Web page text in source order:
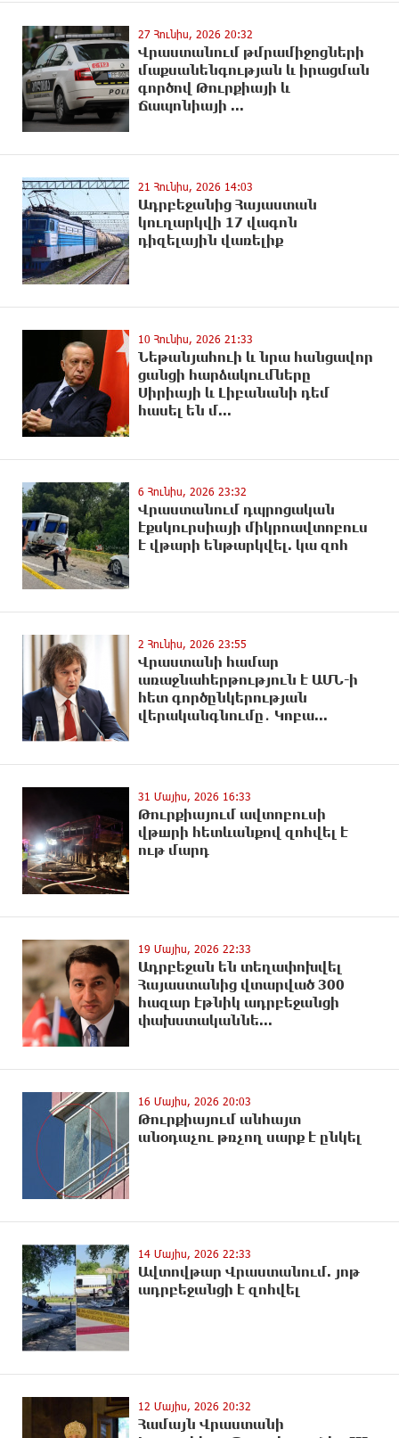
27 Հունիս, 2026 20:32
Վրաստանում թմրամիջոցների
մաքսանենգության և իրացման
գործով Թուրքիայի և
Ճապոնիայի ...
21 Հունիս, 2026 14:03
Ադրբեջանից Հայաստան
կուղարկվի 17 վագոն
դիզելային վառելիք
10 Հունիս, 2026 21:33
Նեթանյահուի և նրա hանցավnր
ցանցի hարձակnւմները
Սիրիայի և Լիբանանի դեմ
հասել են մ...
6 Հունիս, 2026 23:32
Վրաստանում դպրոցական
էքսկուրսիայի միկրոավտոբուս
է վթարի ենթարկվել. կա զոհ
2 Հունիս, 2026 23:55
Վրաստանի համար
առաջնահերթություն է ԱՄՆ-ի
հետ գործընկերության
վերականգնումը․ Կոբա...
31 Մայիս, 2026 16:33
Թուրքիայում ավտոբուսի
վթшրի հետևանքով զnhվել է
ութ մարդ
19 Մայիս, 2026 22:33
Ադրբեջան են տեղափոխվել
Հայաստանից վտարված 300
հազար էթնիկ ադրբեջանցի
փախստականնե...
16 Մայիս, 2026 20:03
Թուրքիայում անհայտ
անօդաչու թռչող սարք է ընկել
14 Մայիս, 2026 22:33
Ավտովթար Վրաստանում. յոթ
ադրբեջանցի է զոհվել
12 Մայիս, 2026 20:32
Համայն Վրաստանի